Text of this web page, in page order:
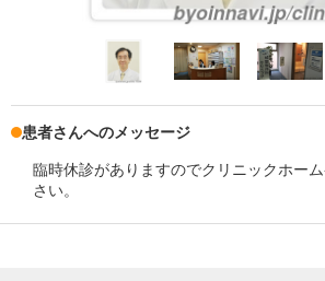
患者さんへのメッセージ
臨時休診がありますのでクリニックホー
さい。